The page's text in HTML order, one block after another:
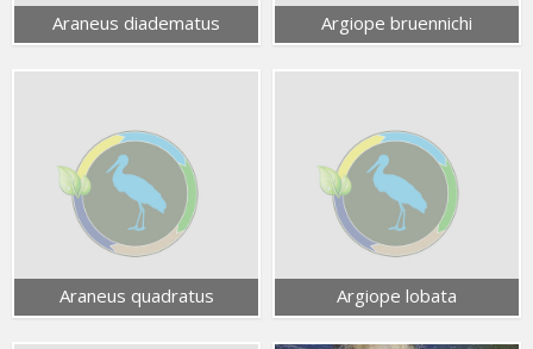
Araneus diadematus Argiope bruennichi
Araneus quadratus Argiope lobata